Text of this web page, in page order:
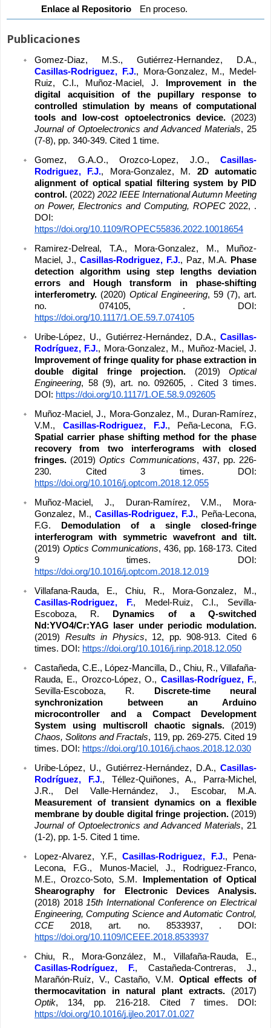
Enlace al Repositorio En proceso.
Publicaciones
Casillas-Rodriguez, F.J., Mora-Gonzalez, M., Medel-
Ruiz, C.I., Muñoz-Maciel, J.
Improvement in the
digital acquisition of the pupillary response to
controlled stimulation by means of computational
tools and low-cost optoelectronics device.
Journal of Optoelectronics and Advanced Materials, 25
(7-8), pp. 340-349. Cited 1 time.
Gomez, G.A.O., Orozco-Lopez, J.O., Casillas-
Rodriguez, F.J., Mora-Gonzalez, M. 2D automatic
alignment of optical spatial filtering system by PID
control. (2022) 2022 IEEE International Autumn Meeting
on Power, Electronics and Computing, ROPEC 2022, .
https://doi.org/10.1109/ROPEC55836.2022.10018654
Ramirez-Delreal, T.A., Mora-Gonzalez, M., Muñoz-
Maciel, J., Casillas-Rodriguez, F.J., Paz, M.A.
Phase
detection algorithm using step lengths deviation
errors and Hough transform in phase-shifting
interferometry. (2020) Optical Engineering, 59 (7), art.
https://doi.org/10.1117/1.OE.59.7.074105
Uribe-López, U., Gutiérrez-Hernández, D.A., Casillas-
Rodríguez, F.J.
Improvement of fringe quality for phase extraction in
double digital fringe projection. (2019) Optical
Engineering, 58 (9), art. no. 092605, . Cited 3 times.
DOI: https://doi.org/10.1117/1.OE.58.9.092605
Muñoz-Maciel, J., Mora-Gonzalez, M., Duran-Ramírez,
V.M., Casillas-Rodriguez, F.J.
Spatial carrier phase shifting method for the phase
recovery from two interferograms with closed
fringes. (2019) Optics Communications, 437, pp. 226-
https://doi.org/10.1016/j.optcom.2018.12.055
Muñoz-Maciel, J., Duran-Ramírez, V.M., Mora-
Gonzalez, M., Casillas-Rodriguez, F.J., Peña-Lecona,
F.G.
Demodulation of a single closed-fringe
(2019) Optics Communications, 436, pp. 168-173. Cited
https://doi.org/10.1016/j.optcom.2018.12.019
Villafana-Rauda, E., Chiu, R., Mora-Gonzalez, M.,
Casillas-Rodriguez, F., Medel-Ruiz, C.I., Sevilla-
Escoboza, R.
Dynamics of a Q-switched
(2019) Results in Physics, 12, pp. 908-913. Cited 6
times. DOI: https://doi.org/10.1016/j.rinp.2018.12.050
Castañeda, C.E., López-Mancilla, D., Chiu, R., Villafaña-
Rauda, E., Orozco-López, O., Casillas-Rodríguez, F.,
Sevilla-Escoboza, R.
Discrete-time neural
synchronization between an Arduino
microcontroller and a Compact Development
System using multiscroll chaotic signals.
Chaos, Solitons and Fractals, 119, pp. 269-275. Cited 19
times. DOI: https://doi.org/10.1016/j.chaos.2018.12.030
Uribe-López, U., Gutiérrez-Hernández, D.A., Casillas-
Rodríguez, F.J., Téllez-Quiñones, A., Parra-Michel,
Measurement of transient dynamics on a flexible
membrane by double digital fringe projection.
Journal of Optoelectronics and Advanced Materials, 21
(1-2), pp. 1-5. Cited 1 time.
Lopez-Alvarez, Y.F., Casillas-Rodriguez, F.J., Pena-
Lecona, F.G., Munos-Maciel, J., Rodriguez-Franco,
M.E., Orozco-Soto, S.M.
Implementation of Optical
(2018) 2018 15th International Conference on Electrical
Engineering, Computing Science and Automatic Control,
CCE
https://doi.org/10.1109/ICEEE.2018.8533937
Chiu, R., Mora-González, M., Villafaña-Rauda, E.,
Casillas-Rodríguez, F., Castañeda-Contreras, J.,
Marañón-Ruíz, V., Castaño, V.M. Optical effects of
thermocavitation in natural plant extracts.
Optik
https://doi.org/10.1016/j.ijleo.2017.01.027